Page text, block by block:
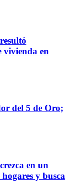
vivienda en
del 5 de Oro;
en un
y busca